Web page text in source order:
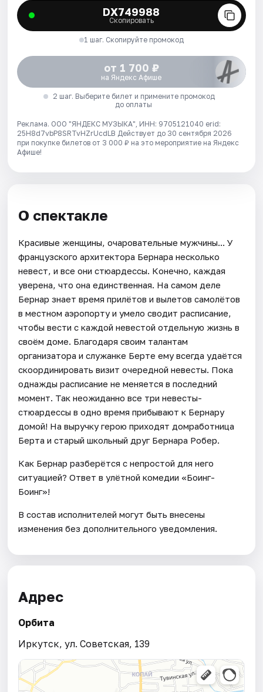
DX749988
Скопировать
1 шаг. Скопируйте промокод
от 1 700 ₽
на Яндекс Афише
2 шаг. Выберите билет и примените промокод
до оплаты
Реклама. ООО "ЯНДЕКС МУЗЫКА", ИНН: 9705121040 erid:
25H8d7vbP8SRTvHZrUcdLB Действует до 30 сентября 2026
при покупке билетов от 3 000 ₽ на это мероприятие на Яндекс
Афише!
О спектакле
Красивые женщины, очаровательные мужчины... У
французского архитектора Бернара несколько
невест, и все они стюардессы. Конечно, каждая
уверена, что она единственная. На самом деле
Бернар знает время прилётов и вылетов самолётов
в местном аэропорту и умело сводит расписание,
чтобы вести с каждой невестой отдельную жизнь в
своём доме. Благодаря своим талантам
организатора и служанке Берте ему всегда удаётся
скоординировать визит очередной невесты. Пока
однажды расписание не меняется в последний
момент. Так неожиданно все три невесты-
стюардессы в одно время прибывают к Бернару
домой! На выручку герою приходят домработница
Берта и старый школьный друг Бернара Робер.
Как Бернар разберётся с непростой для него
ситуацией? Ответ в улётной комедии «Боинг-
Боинг»!
В состав исполнителей могут быть внесены
изменения без дополнительного уведомления.
Адрес
Орбита
Иркутск, ул. Советская, 139